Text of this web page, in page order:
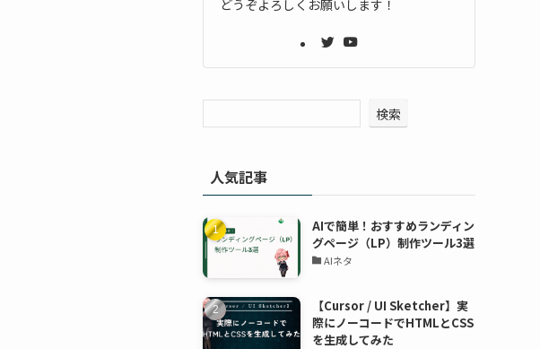
どうぞよろしくお願いします！
検索
人気記事
AIで簡単！おすすめランディン
グページ（LP）制作ツール3選
AIネタ
【Cursor / UI Sketcher】実
際にノーコードでHTMLとCSS
を生成してみた